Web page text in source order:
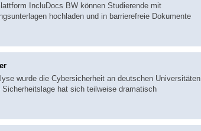
IncluDocs BW können Studierende mit
hochladen und in barrierefreie Dokumente
wurde die Cybersicherheit an deutschen Universitäten
hat sich teilweise dramatisch